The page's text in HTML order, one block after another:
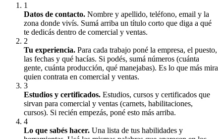
1
Datos de contacto. Nombre y apellido, teléfono, email y la
zona donde vivís. Sumá arriba un título corto que diga a qué
te dedicás dentro de comercial y ventas.
2
Tu experiencia. Para cada trabajo poné la empresa, el puesto,
las fechas y qué hacías. Si podés, sumá números (cuánta
gente, cuánta producción, qué manejabas). Es lo que más mira
quien contrata en comercial y ventas.
3
Estudios y certificados. Estudios, cursos y certificados que
sirvan para comercial y ventas (carnets, habilitaciones,
cursos). Si recién empezás, poné esto más arriba.
4
Lo que sabés hacer. Una lista de tus habilidades y